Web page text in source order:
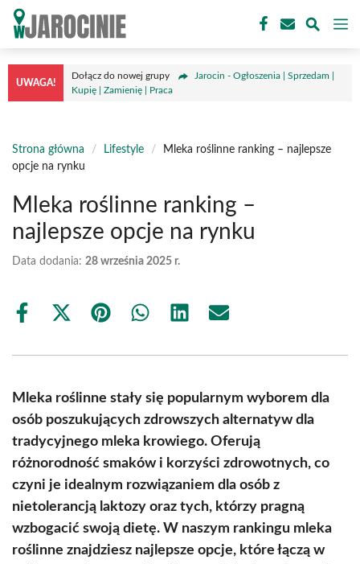
Przejdź
treści
UWAGA!
Dołącz do nowej grupy
Jarocin - Ogłoszenia | Sprzedam |
Kupię | Zamienię | Praca
Strona główna / Lifestyle /
Mleka roślinne ranking – najlepsze
opcje na rynku
Mleka roślinne ranking –
najlepsze opcje na rynku
Data dodania: 28 września 2025 r.
Share
Share
(Twitter)
Share Share Share Share
Mleka roślinne stały się popularnym wyborem dla
osób poszukujących zdrowszych alternatyw dla
tradycyjnego mleka krowiego. Oferują
różnorodność smaków i korzyści zdrowotnych, co
czyni je idealnym rozwiązaniem dla osób z
nietolerancją laktozy oraz tych, którzy pragną
wzbogacić swoją dietę. W naszym rankingu mleka
roślinne znajdziesz najlepsze opcje, które łączą w